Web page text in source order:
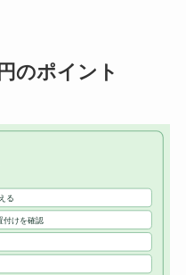
のポイント
る
付けを確認